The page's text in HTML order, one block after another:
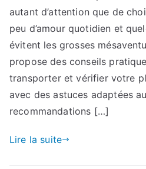
autant d’attention que de
peu d’amour quotidien et
évitent les grosses
propose des conseils
transporter et vérifier votre
avec des astuces adaptées
recommandations […]
Lire la suite